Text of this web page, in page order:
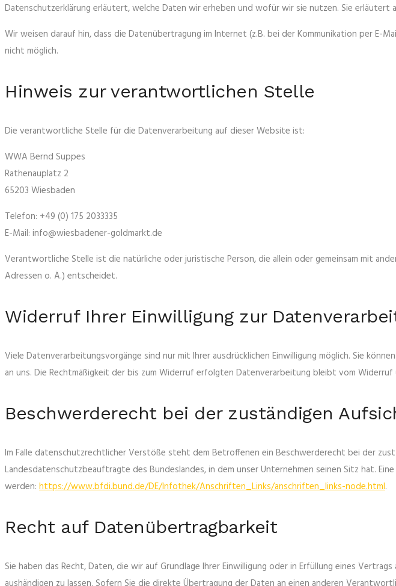
Datenschutzerklärung erläutert, welche Daten wir erheben und wofür wir sie nutzen. Sie erläutert
Wir weisen darauf hin, dass die Datenübertragung im Internet (z.B. bei der Kommunikation per E-
nicht möglich.
Hinweis zur verantwortlichen Stelle
Die verantwortliche Stelle für die Datenverarbeitung auf dieser Website ist:
WWA Bernd Suppes
Rathenauplatz 2
65203 Wiesbaden
Telefon: +49 (0) 175 2033335
E-Mail: info@wiesbadener-goldmarkt.de
Verantwortliche Stelle ist die natürliche oder juristische Person, die allein oder gemeinsam mit
Adressen o. Ä.) entscheidet.
Widerruf Ihrer Einwilligung zur
Viele Datenverarbeitungsvorgänge sind nur mit Ihrer ausdrücklichen Einwilligung möglich. Sie
an uns. Die Rechtmäßigkeit der bis zum Widerruf erfolgten Datenverarbeitung bleibt vom
Beschwerderecht bei der zuständigen
Im Falle datenschutzrechtlicher Verstöße steht dem Betroffenen ein Beschwerderecht bei der
Landesdatenschutzbeauftragte des Bundeslandes, in dem unser Unternehmen seinen Sitz hat.
werden: https://www.bfdi.bund.de/DE/Infothek/Anschriften_Links/anschriften_links-node.html.
Recht auf Datenübertragbarkeit
Sie haben das Recht, Daten, die wir auf Grundlage Ihrer Einwilligung oder in Erfüllung eines